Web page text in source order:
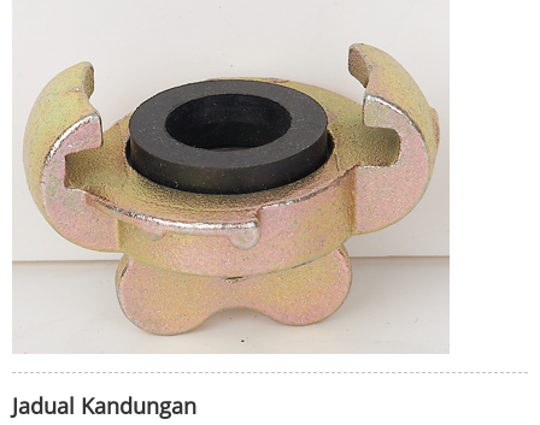
Jadual Kandungan